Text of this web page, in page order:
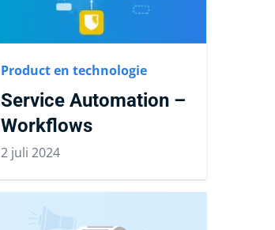
Product en technologie
Service Automation –
Workflows
2 juli 2024